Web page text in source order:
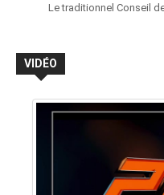
Le traditionnel Conseil
VIDÉO